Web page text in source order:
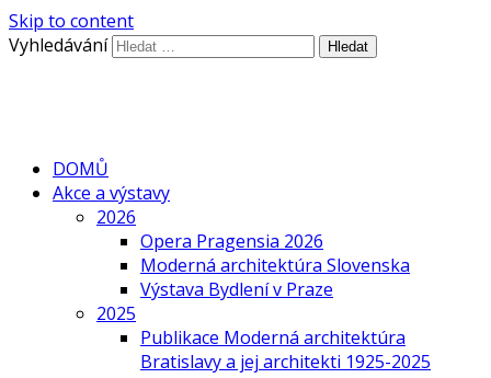
Skip to content
Vyhledávání
DOMŮ
Akce a výstavy
2026
Opera Pragensia 2026
Moderná architektúra Slovenska
Výstava Bydlení v Praze
2025
Publikace Moderná architektúra
Bratislavy a jej architekti 1925-2025